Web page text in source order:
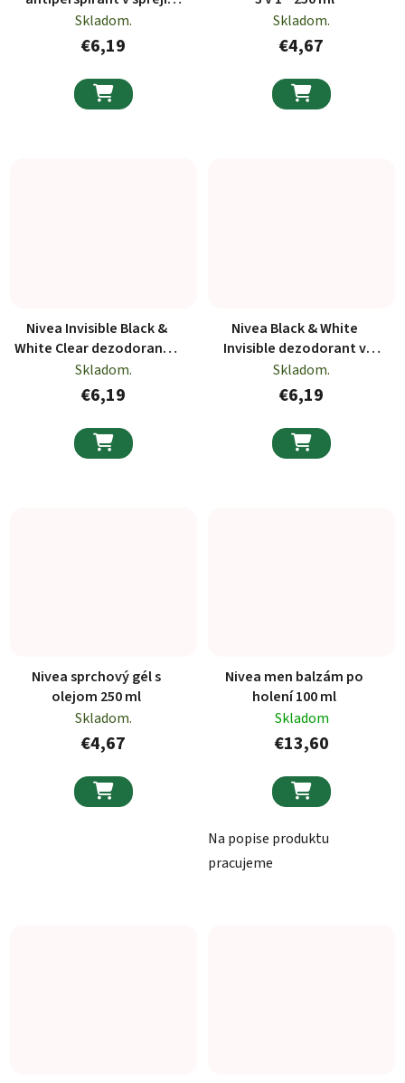
150ml
Skladom.
€6,19

Skladom.
€4,67

Nivea Invisible Black &
White Clear dezodorant v
spreji 150ml
Skladom.
€6,19

Nivea Black & White
Invisible dezodorant v
spreji 150ml
Skladom.
€6,19

Nivea sprchový gél s
olejom 250 ml
Skladom.
€4,67

Nivea men balzám po
holení 100 ml
Skladom
€13,60

Na popise produktu
pracujeme